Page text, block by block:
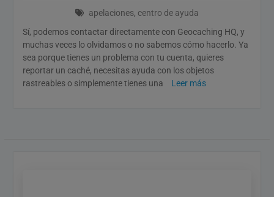
apelaciones, centro de ayuda
Sí, podemos contactar directamente con Geocaching HQ, y
muchas veces lo olvidamos o no sabemos cómo hacerlo. Ya
sea porque tienes un problema con tu cuenta, quieres
reportar un caché, necesitas ayuda con los objetos
rastreables o simplemente tienes una
Leer más